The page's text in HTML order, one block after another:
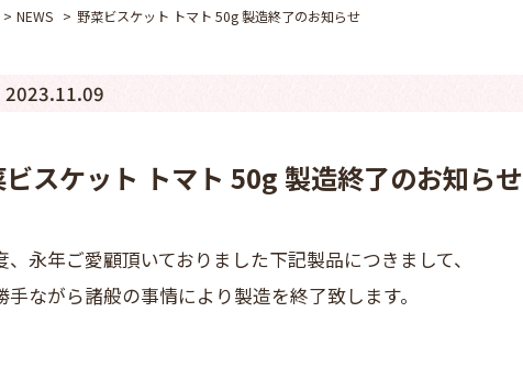
NEWS 野菜ビスケット トマト 50g 製造終了のお知らせ
2023.11.09
スケット トマト 50g 製造終了のお知らせ
、永年ご愛顧頂いておりました下記製品につきまして、
手ながら諸般の事情により製造を終了致します。